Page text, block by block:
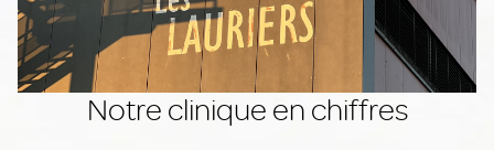
Notre clinique en chiffres